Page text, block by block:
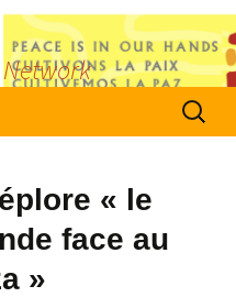
Search
for:
« le
face au
»